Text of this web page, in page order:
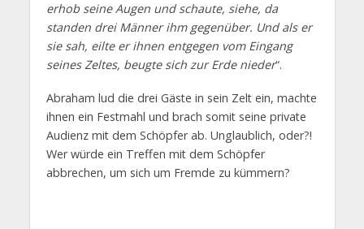
erhob seine Augen und schaute, siehe, da
standen drei Männer ihm gegenüber. Und als er
sie sah, eilte er ihnen entgegen vom Eingang
seines Zeltes, beugte sich zur Erde nieder“.
Abraham lud die drei Gäste in sein Zelt ein, machte
ihnen ein Festmahl und brach somit seine private
Audienz mit dem Schöpfer ab. Unglaublich, oder?!
Wer würde ein Treffen mit dem Schöpfer
abbrechen, um sich um Fremde zu kümmern?